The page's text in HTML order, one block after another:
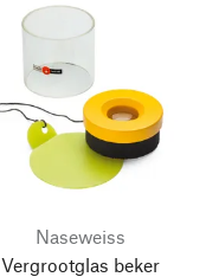
Naseweiss
Vergrootglas beker